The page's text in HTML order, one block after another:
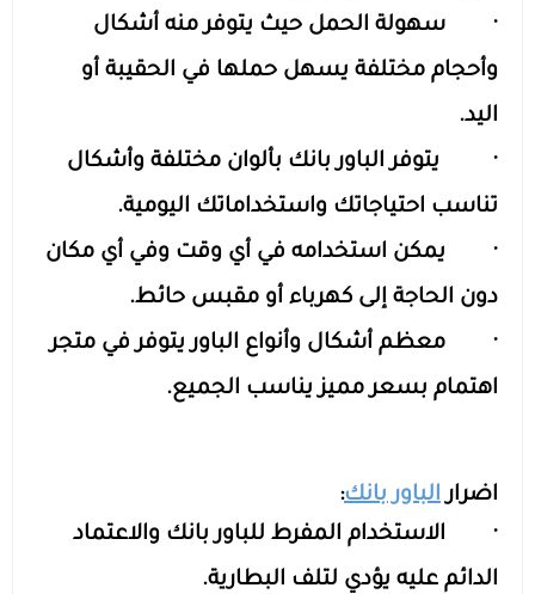
· سهولة الحمل حيث يتوفر منه أشكال
وأحجام مختلفة يسهل حملها في الحقيبة أو
اليد.
· يتوفر الباور بانك بألوان مختلفة وأشكال
تناسب احتياجاتك واستخداماتك اليومية.
· يمكن استخدامه في أي وقت وفي أي مكان
دون الحاجة إلى كهرباء أو مقبس حائط.
· معظم أشكال وأنواع الباور يتوفر في متجر
اهتمام بسعر مميز يناسب الجميع.
اضرارالباور بانك:
· الاستخدام المفرط للباور بانك والاعتماد
الدائم عليه يؤدي لتلف البطارية.